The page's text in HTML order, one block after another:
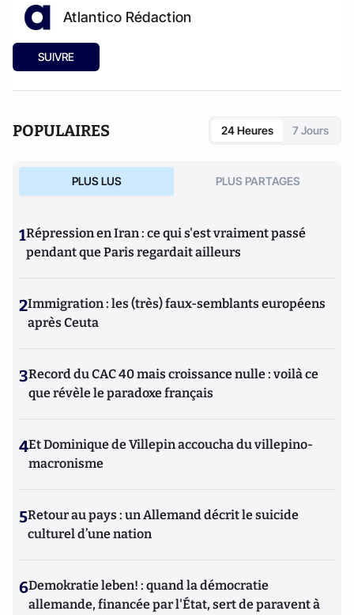
Atlantico Rédaction
SUIVRE
POPULAIRES 24 Heures 7 Jours
PLUS LUS PLUS PARTAGES
1Répression en Iran : ce qui s'est vraiment passé
pendant que Paris regardait ailleurs
2Immigration : les (très) faux-semblants européens
après Ceuta
3Record du CAC 40 mais croissance nulle : voilà ce
que révèle le paradoxe français
4Et Dominique de Villepin accoucha du villepino-
macronisme
5Retour au pays : un Allemand décrit le suicide
culturel d’une nation
6Demokratie leben! : quand la démocratie
allemande, financée par l'État, sert de paravent à